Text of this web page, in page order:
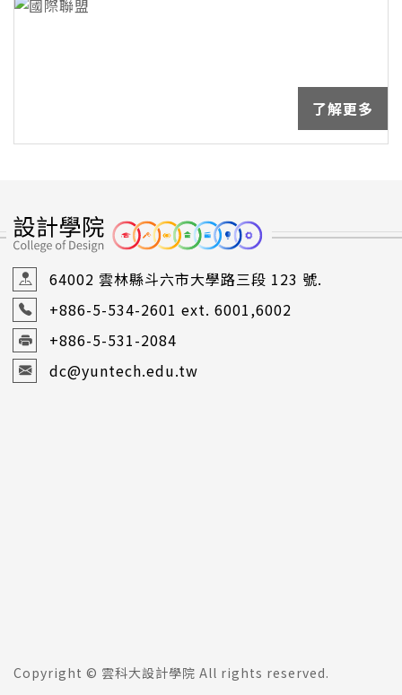
了解更多
64002 雲林縣斗六市大學路三段 123 號.
+886-5-534-2601 ext. 6001,6002
+886-5-531-2084
dc@yuntech.edu.tw
Copyright © 雲科大設計學院 All rights reserved.